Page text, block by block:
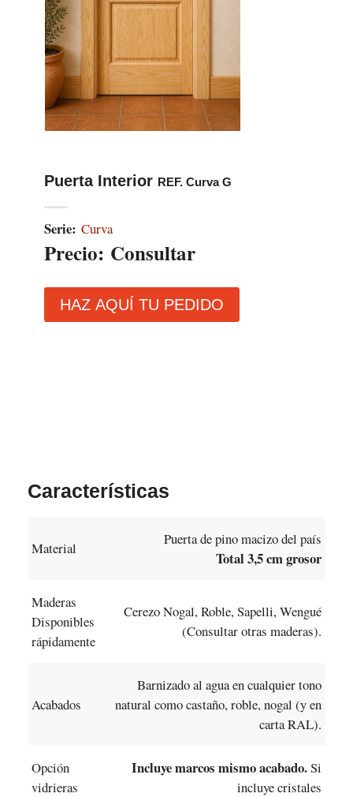
Puerta Interior REF. Curva G
Serie: Curva
Precio: Consultar
Características
Material
Puerta de pino macizo del país
Total 3,5 cm grosor
Maderas
Disponibles
rápidamente
Cerezo Nogal, Roble, Sapelli, Wengué
(Consultar otras maderas).
Acabados
Barnizado al agua en cualquier tono
natural como castaño, roble, nogal (y en
carta RAL).
Opción
vidrieras
Incluye marcos mismo acabado.Si
incluye cristales